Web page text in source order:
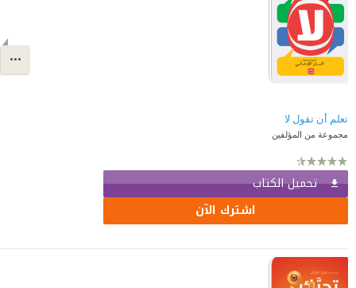
تعلم أن تقول لا
مجموعة من المؤلفين
تحميل الكتاب
اشترك الآن